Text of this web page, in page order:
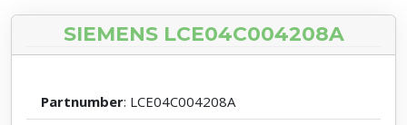
SIEMENS LCE04C004208A
Partnumber: LCE04C004208A